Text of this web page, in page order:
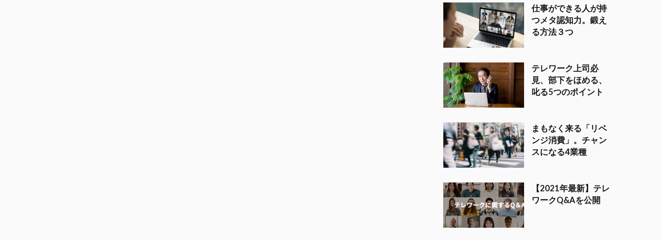
仕事ができる人が持
つメタ認知力。鍛え
る方法３つ
テレワーク上司必
見、部下をほめる、
叱る5つのポイント
まもなく来る「リベ
ンジ消費」。チャン
スになる4業種
【2021年最新】テレ
ワークQ&Aを公開